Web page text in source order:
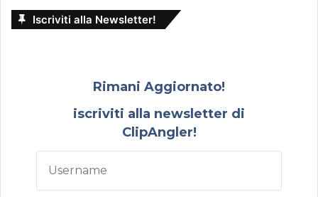
Iscriviti alla Newsletter!
Rimani Aggiornato!
iscriviti alla newsletter di
ClipAngler!